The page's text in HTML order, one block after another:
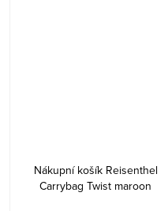
Nákupní košík Reisenthel
Carrybag Twist maroon